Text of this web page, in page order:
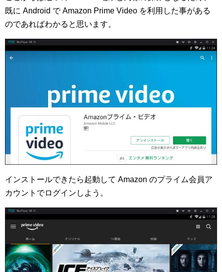
既に Android で Amazon Prime Video を利用した事がある
のであればわかると思います。
インストールできたら起動して Amazon のプライム会員ア
カウントでログインしよう。